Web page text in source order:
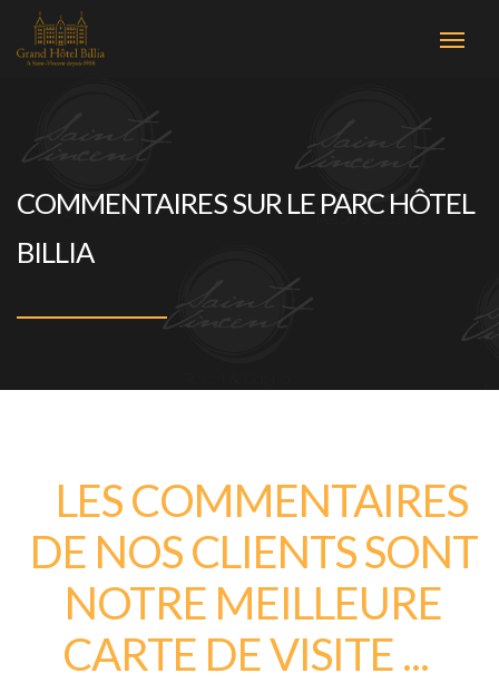
COMMENTAIRES SUR LE PARC HÔTEL
BILLIA
LES COMMENTAIRES
DE NOS CLIENTS SONT
NOTRE MEILLEURE
CARTE DE VISITE ...